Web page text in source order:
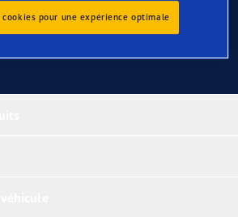
pour une expérience optimale